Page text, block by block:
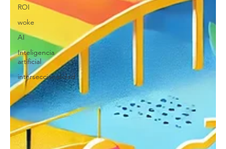
ROI
woke
AI
Inteligencia
artificial
interseccionalidad